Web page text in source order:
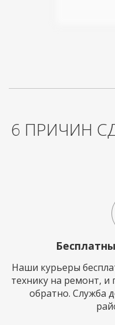
6 ПРИЧИН
Наши курьеры
технику на ремонт, и
обратно. Служба